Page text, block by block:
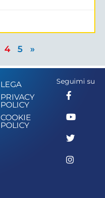
4 5 »
LEGA
PRIVACY
POLICY
COOKIE
POLICY
Seguimi su